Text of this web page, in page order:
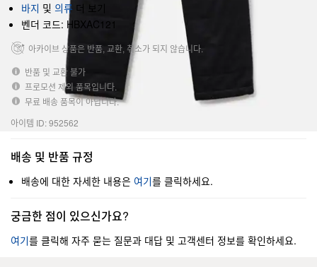
바지 및 의류 더 보기
벤더 코드: HBXAC121
아카이브 상품은 반품, 교환, 취소가 되지 않습니다.
반품 및 교환 불가
프로모션 제외 품목입니다.
무료 배송 품목이 아닙니다.
아이템 ID: 952562
배송 및 반품 규정
배송에 대한 자세한 내용은 여기를 클릭하세요.
궁금한 점이 있으신가요?
여기를 클릭해 자주 묻는 질문과 대답 및 고객센터 정보를 확인하세요.